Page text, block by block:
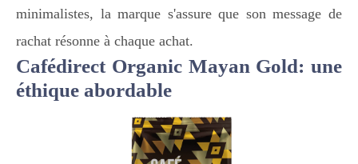
minimalistes, la marque s'assure que son message de
rachat résonne à chaque achat.
Cafédirect Organic Mayan Gold: une
éthique abordable